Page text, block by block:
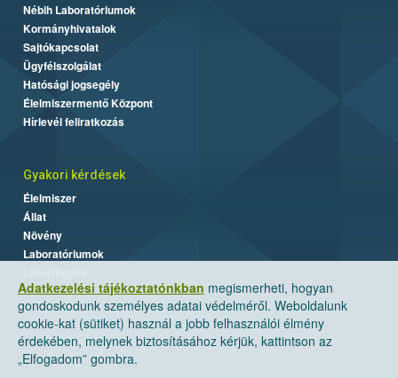
Adatkezelési tájékoztatónkban megismerheti, hogyan
gondoskodunk személyes adatai védelméről. Weboldalunk
cookie-kat (sütiket) használ a jobb felhasználói élmény
érdekében, melynek biztosításához kérjük, kattintson az
„Elfogadom” gombra.
Nébih Laboratóriumok
Kormányhivatalok
Sajtókapcsolat
Ügyfélszolgálat
Hatósági jogsegély
Élelmiszermentő Központ
Hírlevél feliratkozás
Gyakori kérdések
Élelmiszer
Állat
Növény
Laboratóriumok